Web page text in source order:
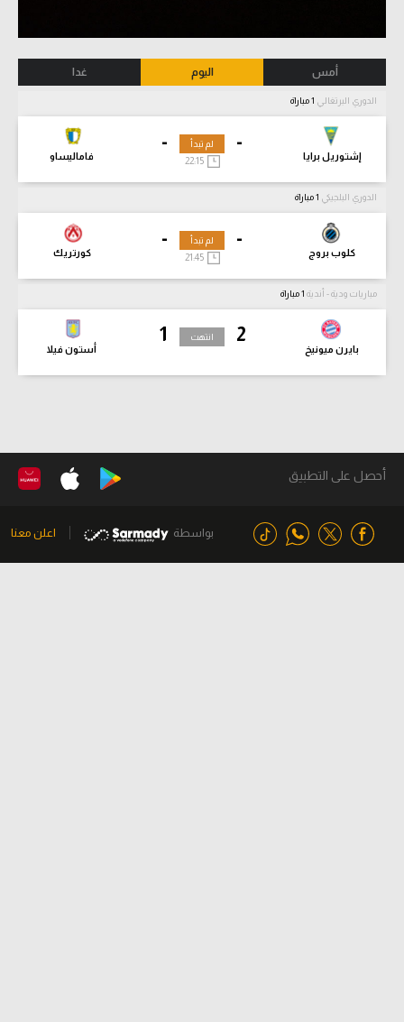
أمس اليوم غدا
الدوري البرتغالي
-
إشتوريل برايا
-
فاماليساو
لم تبدأ
22:15
الدوري البلجيكي
-
كلوب بروج
-
كورتريك
لم تبدأ
21:45
مباريات ودية - أندية
2
بايرن ميونيخ
1
أستون فيلا
انتهت
أحصل على التطبيق
بواسطة اعلن معنا